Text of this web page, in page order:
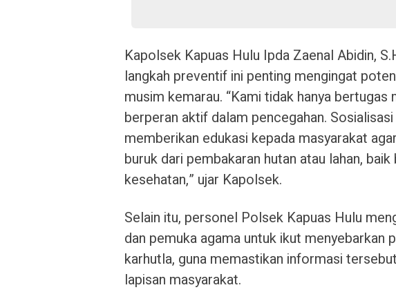
Kapolsek Kapuas Hulu Ipda Zaenal Abidin,
langkah preventif ini penting mengingat
musim kemarau. “Kami tidak hanya
berperan aktif dalam pencegahan.
memberikan edukasi kepada masyarakat
buruk dari pembakaran hutan atau lahan,
kesehatan,” ujar Kapolsek.
Selain itu, personel Polsek Kapuas Hulu
dan pemuka agama untuk ikut menyebarkan
karhutla, guna memastikan informasi
lapisan masyarakat.